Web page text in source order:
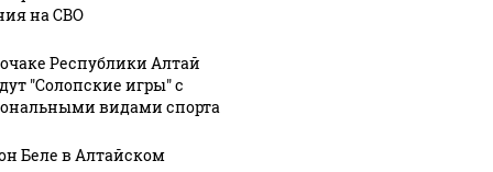
на СВО
Республики Алтай
"Солопские игры" с
видами спорта
Беле в Алтайском